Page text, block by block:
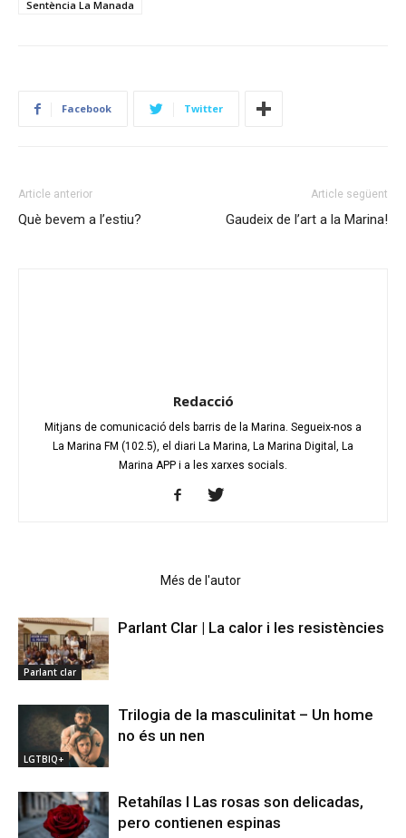
Sentència La Manada
Facebook Twitter
Article anterior
Què bevem a l’estiu?
Article següent
Gaudeix de l’art a la Marina!
Redacció
Mitjans de comunicació dels barris de la Marina. Segueix-nos a
La Marina FM (102.5), el diari La Marina, La Marina Digital, La
Marina APP i a les xarxes socials.
Més de l'autor
Parlant clar
Parlant Clar | La calor i les resistències
LGTBIQ+
Trilogia de la masculinitat – Un home
no és un nen
Retahílas l Las rosas son delicadas,
pero contienen espinas